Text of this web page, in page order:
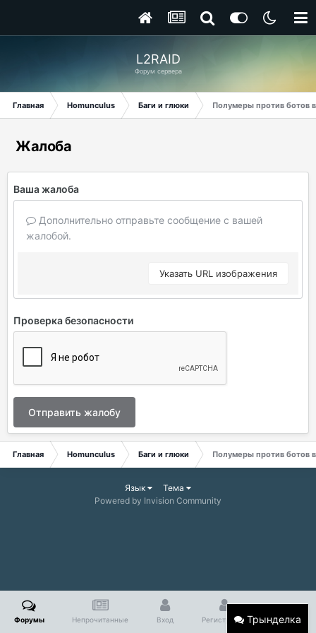
L2RAID
Форум сервера
Главная Homunculus Баги и глюки Полумеры против ботов
Жалоба
Ваша жалоба
Дополнительно отправьте сообщение с вашей
жалобой.
Указать URL изображения
Проверка безопасности
Отправить жалобу
Главная Homunculus Баги и глюки Полумеры против ботов
Трынделка
Язык
Тема
Powered by Invision Community
Форумы Непрочитанные Вход Регистрация Больше